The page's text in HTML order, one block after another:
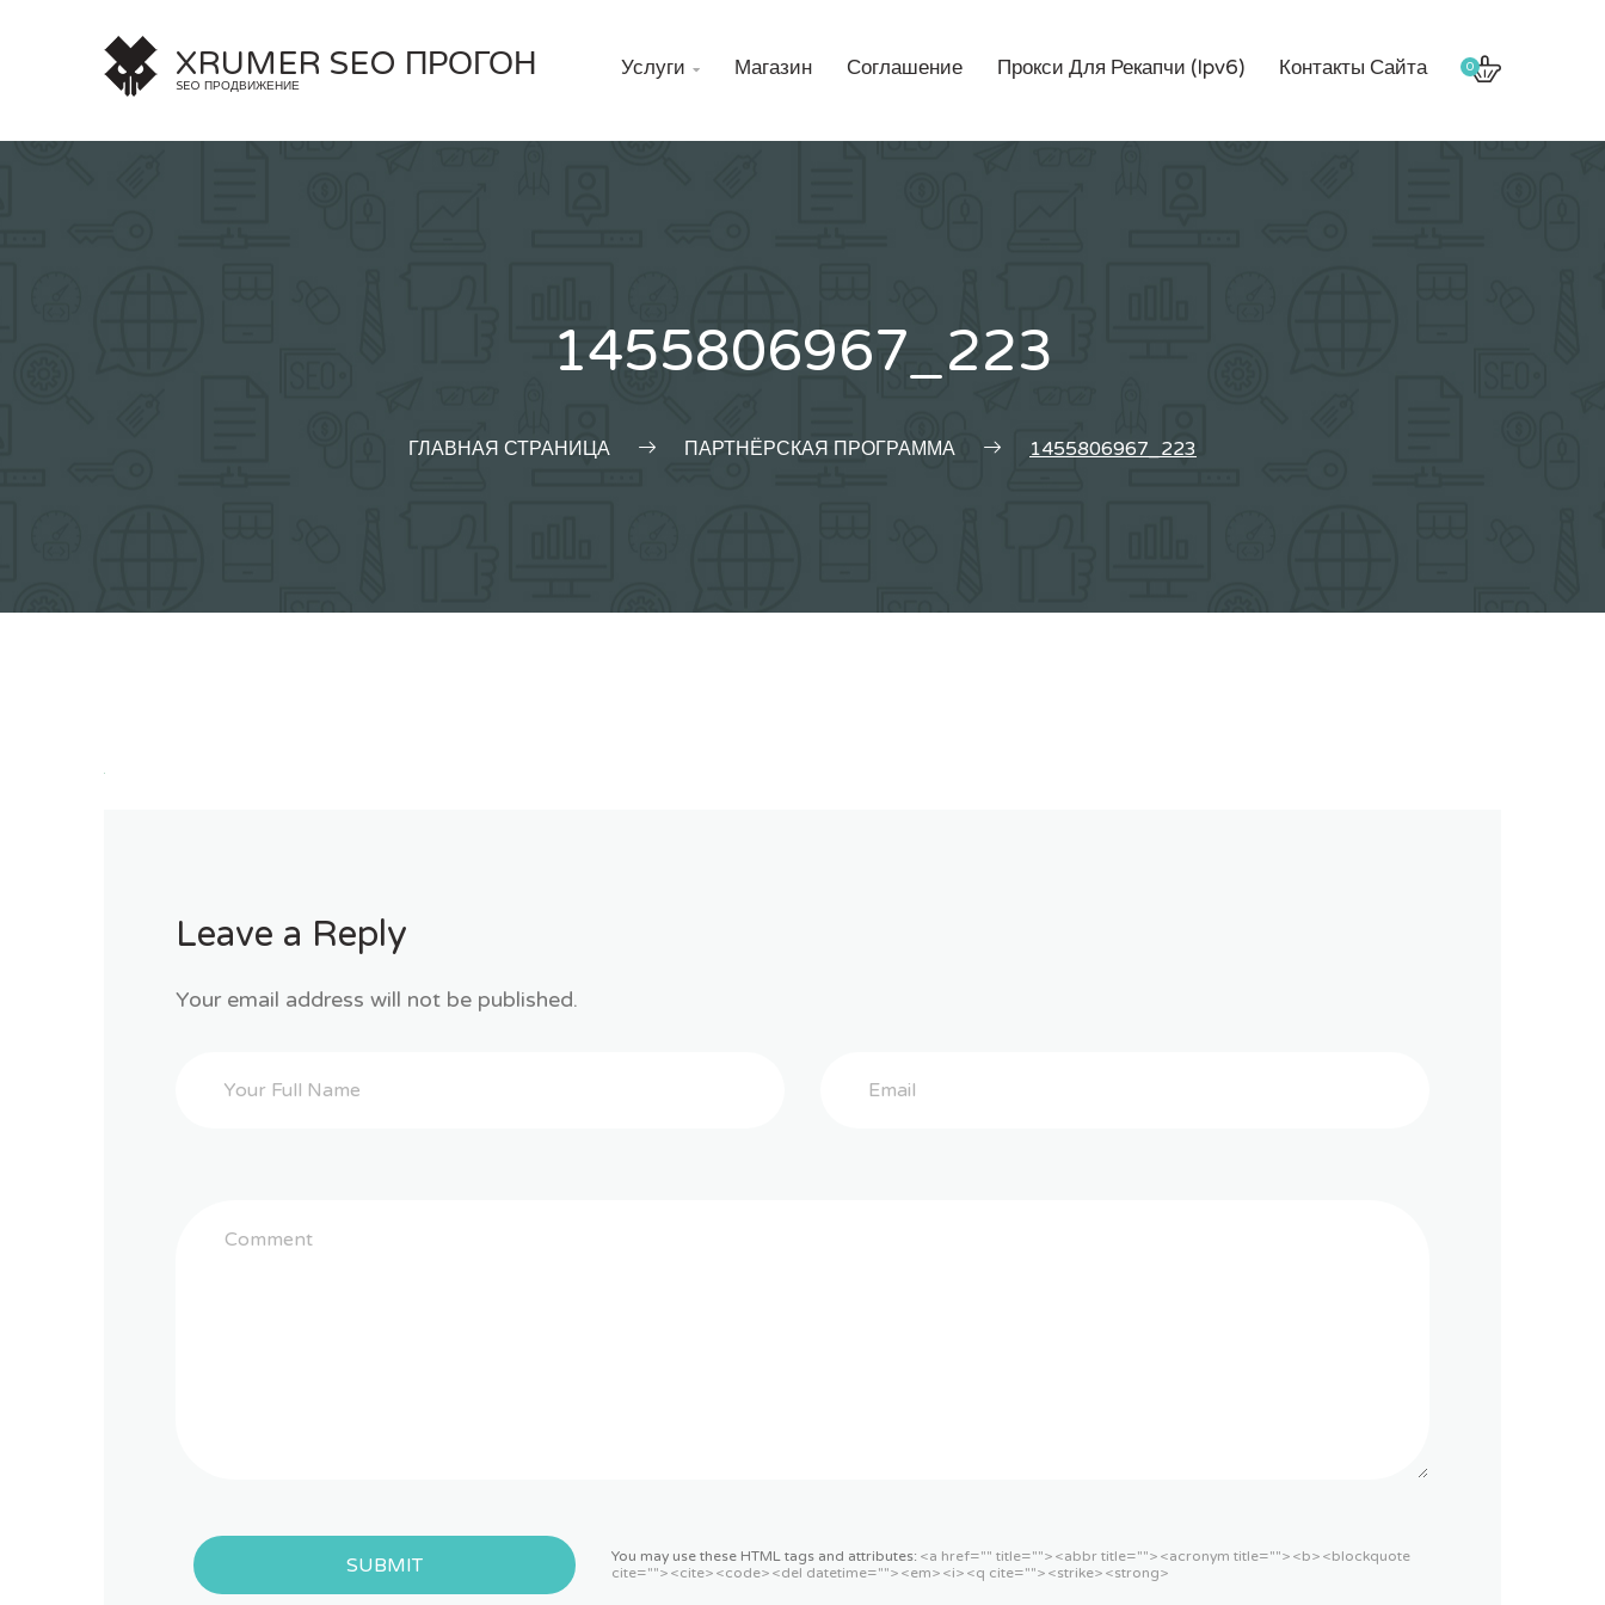
XRUMER SEO ПРОГОН
SEO ПРОДВИЖЕНИЕ
Услуги  Магазин Соглашение Прокси Для Рекапчи (Ipv6) Контакты Сайта 0
1455806967_223
ГЛАВНАЯ СТРАНИЦА ПАРТНЁРСКАЯ ПРОГРАММА 1455806967_223
Leave a Reply
Your email address will not be published.
SUBMIT You may use these HTML tags and attributes: <a href="" title=""> <abbr title=""> <acronym title=""> <b> <blockquote
cite=""> <cite> <code> <del datetime=""> <em> <i> <q cite=""> <strike> <strong>